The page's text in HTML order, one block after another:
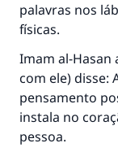
palavras nos
físicas.
Imam al-Hasan
com ele) disse:
pensamento
instala no
pessoa.